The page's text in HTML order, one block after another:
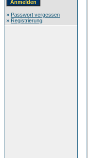
» Passwort vergessen
» Registrierung